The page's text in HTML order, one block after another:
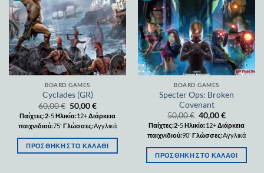
BOARD GAMES
Cyclades (GR)
60,00€ 50,00€
Παίχτες:2-5Ηλικία:12+Διάρκεια
παιχνιδιού:75' Γλώσσες:Αγγλικά
ΠΡΟΣΘΉΚΗ ΣΤΟ ΚΑΛΆΘΙ
BOARD GAMES
Specter Ops: Broken
Covenant
50,00€ 40,00€
Παίχτες:2-5Ηλικία:12+Διάρκεια
παιχνιδιού:90' Γλώσσες:Αγγλικά
ΠΡΟΣΘΉΚΗ ΣΤΟ ΚΑΛΆΘΙ